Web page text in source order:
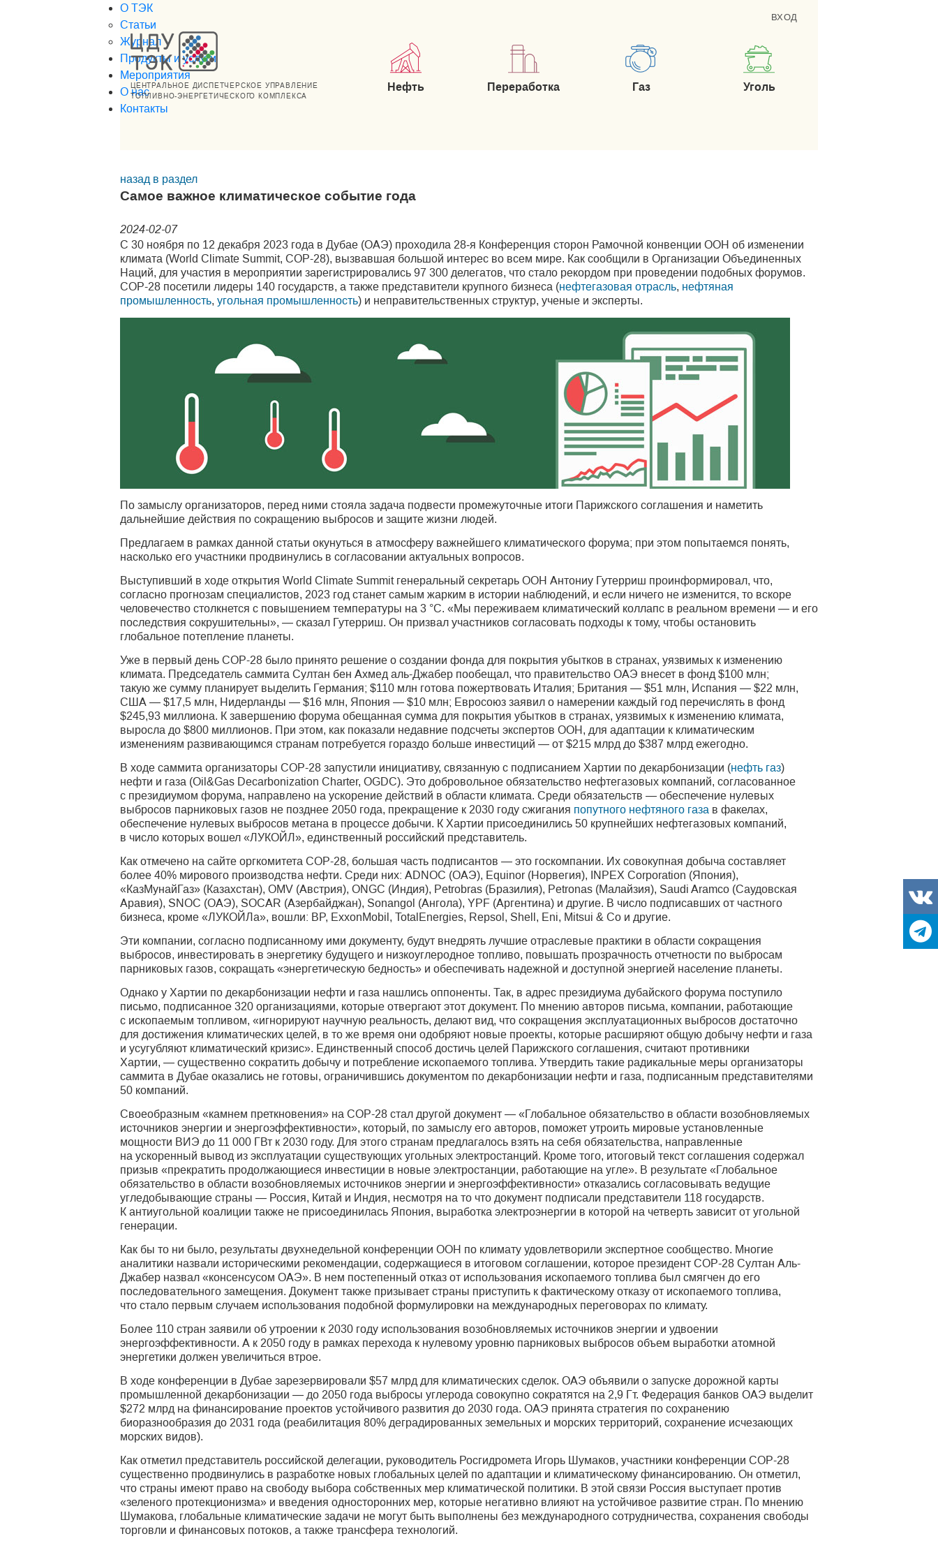
ЦЕНТРАЛЬНОЕ ДИСПЕТЧЕРСКОЕ УПРАВЛЕНИЕ
ТОПЛИВНО-ЭНЕРГЕТИЧЕСКОГО КОМПЛЕКСА
ВХОД
Нефть Переработка Газ Уголь
О ТЭК
Статьи
Журнал
Продукты и услуги
Мероприятия
О нас
Контакты
назад в раздел
Самое важное климатическое событие года
2024-02-07
С 30 ноября по 12 декабря 2023 года в Дубае (ОАЭ) проходила 28‑я Конференция сторон Рамочной конвенции ООН об изменении
климата (World Climate Summit, COP-28), вызвавшая большой интерес во всем мире. Как сообщили в Организации Объединенных
Наций, для участия в мероприятии зарегистрировались 97 300 делегатов, что стало рекордом при проведении подобных форумов.
СОР-28 посетили лидеры 140 государств, а также представители крупного бизнеса (нефтегазовая отрасль, нефтяная
промышленность, угольная промышленность) и неправительственных структур, ученые и эксперты.
По замыслу организаторов, перед ними стояла задача подвести промежуточные итоги Парижского соглашения и наметить
дальнейшие действия по сокращению выбросов и защите жизни людей.
Предлагаем в рамках данной статьи окунуться в атмосферу важнейшего климатического форума; при этом попытаемся понять,
насколько его участники продвинулись в согласовании актуальных вопросов.
Выступивший в ходе открытия World Climate Summit генеральный секретарь ООН Антониу Гутерриш проинформировал, что,
согласно прогнозам специалистов, 2023 год станет самым жарким в истории наблюдений, и если ничего не изменится, то вскоре
человечество столкнется с повышением температуры на 3 °C. «Мы переживаем климатический коллапс в реальном времени — и его
последствия сокрушительны», — сказал Гутерриш. Он призвал участников согласовать подходы к тому, чтобы остановить
глобальное потепление планеты.
Уже в первый день COP-28 было принято решение о создании фонда для покрытия убытков в странах, уязвимых к изменению
климата. Председатель саммита Султан бен Ахмед аль-Джабер пообещал, что правительство ОАЭ внесет в фонд $100 млн;
такую же сумму планирует выделить Германия; $110 млн готова пожертвовать Италия; Британия — $51 млн, Испания — $22 млн,
США — $17,5 млн, Нидерланды — $16 млн, Япония — $10 млн; Евросоюз заявил о намерении каждый год перечислять в фонд
$245,93 миллиона. К завершению форума обещанная сумма для покрытия убытков в странах, уязвимых к изменению климата,
выросла до $800 миллионов. При этом, как показали недавние подсчеты экспертов ООН, для адаптации к климатическим
изменениям развивающимся странам потребуется гораздо больше инвестиций — от $215 млрд до $387 млрд ежегодно.
В ходе саммита организаторы СОР-28 запустили инициативу, связанную с подписанием Хартии по декарбонизации (нефть газ)
нефти и газа (Oil&Gas Decarbonization Charter, OGDC). Это добровольное обязательство нефтегазовых компаний, согласованное
с президиумом форума, направлено на ускорение действий в области климата. Среди обязательств — обеспечение нулевых
выбросов парниковых газов не позднее 2050 года, прекращение к 2030 году сжигания попутного нефтяного газа в факелах,
обеспечение нулевых выбросов метана в процессе добычи. К Хартии присоединились 50 крупнейших нефтегазовых компаний,
в число которых вошел «ЛУКОЙЛ», единственный российский представитель.
Как отмечено на сайте оргкомитета COP-28, большая часть подписантов — это госкомпании. Их совокупная добыча составляет
более 40% мирового производства нефти. Среди них: ADNOC (ОАЭ), Equinor (Норвегия), INPEX Corporation (Япония),
«КазМунайГаз» (Казахстан), OMV (Австрия), ONGC (Индия), Petrobras (Бразилия), Petronas (Малайзия), Saudi Aramco (Саудовская
Аравия), SNOC (ОАЭ), SOCAR (Азербайджан), Sonangol (Ангола), YPF (Аргентина) и другие. В число подписавших от частного
бизнеса, кроме «ЛУКОЙЛа», вошли: BP, ExxonMobil, TotalEnergies, Repsol, Shell, Eni, Mitsui & Co и другие.
Эти компании, согласно подписанному ими документу, будут внедрять лучшие отраслевые практики в области сокращения
выбросов, инвестировать в энергетику будущего и низкоуглеродное топливо, повышать прозрачность отчетности по выбросам
парниковых газов, сокращать «энергетическую бедность» и обеспечивать надежной и доступной энергией население планеты.
Однако у Хартии по декарбонизации нефти и газа нашлись оппоненты. Так, в адрес президиума дубайского форума поступило
письмо, подписанное 320 организациями, которые отвергают этот документ. По мнению авторов письма, компании, работающие
с ископаемым топливом, «игнорируют научную реальность, делают вид, что сокращения эксплуатационных выбросов достаточно
для достижения климатических целей, в то же время они одобряют новые проекты, которые расширяют общую добычу нефти и газа
и усугубляют климатический кризис». Единственный способ достичь целей Парижского соглашения, считают противники
Хартии, — существенно сократить добычу и потребление ископаемого топлива. Утвердить такие радикальные меры организаторы
саммита в Дубае оказались не готовы, ограничившись документом по декарбонизации нефти и газа, подписанным представителями
50 компаний.
Своеобразным «камнем преткновения» на СОР-28 стал другой документ — «Глобальное обязательство в области возобновляемых
источников энергии и энергоэффективности», который, по замыслу его авторов, поможет утроить мировые установленные
мощности ВИЭ до 11 000 ГВт к 2030 году. Для этого странам предлагалось взять на себя обязательства, направленные
на ускоренный вывод из эксплуатации существующих угольных электростанций. Кроме того, итоговый текст соглашения содержал
призыв «прекратить продолжающиеся инвестиции в новые электростанции, работающие на угле». В результате «Глобальное
обязательство в области возобновляемых источников энергии и энергоэффективности» отказались согласовывать ведущие
угледобывающие страны — Россия, Китай и Индия, несмотря на то что документ подписали представители 118 государств.
К антиугольной коалиции также не присоединилась Япония, выработка электроэнергии в которой на четверть зависит от угольной
генерации.
Как бы то ни было, результаты двухнедельной конференции ООН по климату удовлетворили экспертное сообщество. Многие
аналитики назвали историческими рекомендации, содержащиеся в итоговом соглашении, которое президент СОР-28 Султан Аль-
Джабер назвал «консенсусом ОАЭ». В нем постепенный отказ от использования ископаемого топлива был смягчен до его
последовательного замещения. Документ также призывает страны приступить к фактическому отказу от ископаемого топлива,
что стало первым случаем использования подобной формулировки на международных переговорах по климату.
Более 110 стран заявили об утроении к 2030 году использования возобновляемых источников энергии и удвоении
энергоэффективности. А к 2050 году в рамках перехода к нулевому уровню парниковых выбросов объем выработки атомной
энергетики должен увеличиться втрое.
В ходе конференции в Дубае зарезервировали $57 млрд для климатических сделок. ОАЭ объявили о запуске дорожной карты
промышленной декарбонизации — до 2050 года выбросы углерода совокупно сократятся на 2,9 Гт. Федерация банков ОАЭ выделит
$272 млрд на финансирование проектов устойчивого развития до 2030 года. ОАЭ принята стратегия по сохранению
биоразнообразия до 2031 года (реабилитация 80% деградированных земельных и морских территорий, сохранение исчезающих
морских видов).
Как отметил представитель российской делегации, руководитель Росгидромета Игорь Шумаков, участники конференции СОР-28
существенно продвинулись в разработке новых глобальных целей по адаптации и климатическому финансированию. Он отметил,
что страны имеют право на свободу выбора собственных мер климатической политики. В этой связи Россия выступает против
«зеленого протекционизма» и введения односторонних мер, которые негативно влияют на устойчивое развитие стран. По мнению
Шумакова, глобальные климатические задачи не могут быть выполнены без международного сотрудничества, сохранения свободы
торговли и финансовых потоков, а также трансфера технологий.